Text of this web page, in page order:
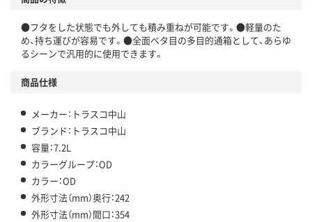
●フタをした状態でも外しても積み重ねが可能です。●軽量のた
め、持ち運びが容易です。●全面ベタ目の多目的通箱として、あらゆ
るシーンで汎用的に使用できます。
商品仕様
メーカー：トラスコ中山
ブランド：トラスコ中山
容量：7.2L
カラーグループ：OD
カラー：OD
外形寸法（mm）奥行：242
外形寸法（mm）間口：354